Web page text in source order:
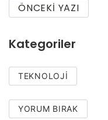
ÖNCEKI YAZI
Kategoriler
TEKNOLOJI
YORUM BIRAK